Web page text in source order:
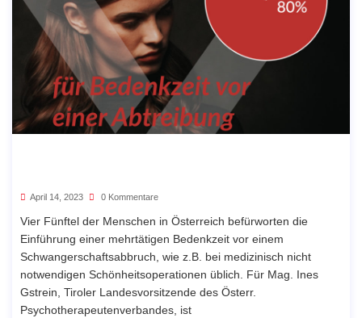
April 14, 2023 0 Kommentare
Vier Fünftel der Menschen in Österreich befürworten die
Einführung einer mehrtätigen Bedenkzeit vor einem
Schwangerschaftsabbruch, wie z.B. bei medizinisch nicht
notwendigen Schönheitsoperationen üblich. Für Mag. Ines
Gstrein, Tiroler Landesvorsitzende des Österr.
Psychotherapeutenverbandes, ist